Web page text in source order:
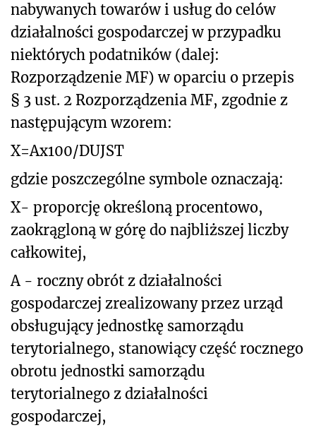
nabywanych towarów i usług do celów
działalności gospodarczej w przypadku
niektórych podatników (dalej:
Rozporządzenie MF) w oparciu o przepis
§ 3 ust. 2 Rozporządzenia MF, zgodnie z
następującym wzorem:
X=Ax100/DUJST
gdzie poszczególne symbole oznaczają:
X- proporcję określoną procentowo,
zaokrągloną w górę do najbliższej liczby
całkowitej,
A - roczny obrót z działalności
gospodarczej zrealizowany przez urząd
obsługujący jednostkę samorządu
terytorialnego, stanowiący część rocznego
obrotu jednostki samorządu
terytorialnego z działalności
gospodarczej,